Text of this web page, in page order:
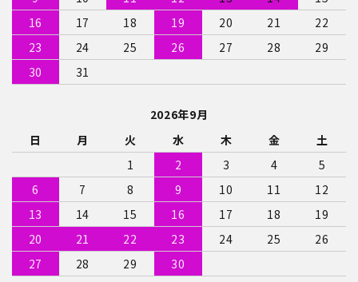
16
17 18 19 20 21
22
23
24 25 26 27 28
29
30
31
2026年9月
日
月 火 水 木 金
土
1
2 3 4
5
6
7 8 9 10 11
12
13
14 15 16 17 18
19
20
21 22 23 24 25
26
27
28 29
30